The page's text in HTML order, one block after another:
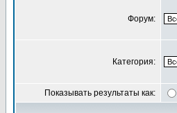
Форум:
Категория:
Показывать результаты как: